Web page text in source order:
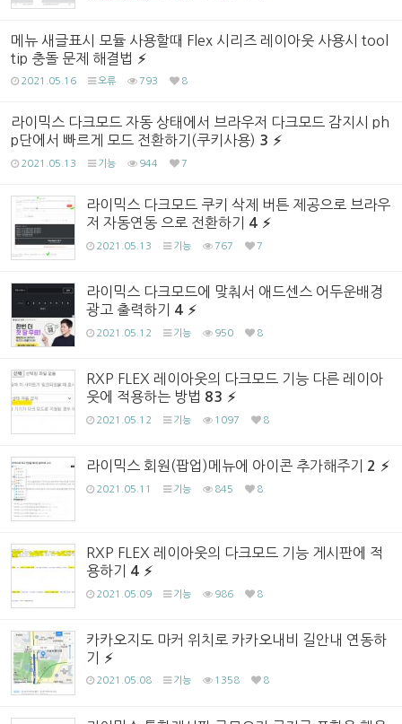
메뉴 새글표시 모듈 사용할때 Flex 시리즈 레이아웃 사용시 tool
tip 충돌 문제 해결법
2021.05.16 오류 793 8
라이믹스 다크모드 자동 상태에서 브라우저 다크모드 감지시 ph
p단에서 빠르게 모드 전환하기(쿠키사용) 3
2021.05.13 기능 944 7
라이믹스 다크모드 쿠키 삭제 버튼 제공으로 브라우
저 자동연동 으로 전환하기
4
2021.05.13 기능 767 7
라이믹스 다크모드에 맞춰서 애드센스 어두운배경
광고 출력하기
4
2021.05.12 기능 950 8
RXP FLEX 레이아웃의 다크모드 기능 다른 레이아
웃에 적용하는 방법 83
2021.05.12 기능 1097 8
라이믹스 회원(팝업)메뉴에 아이콘 추가해주기 2
2021.05.11 기능 845 8
RXP FLEX 레이아웃의 다크모드 기능 게시판에 적
용하기
4
2021.05.09 기능 986 8
카카오지도 마커 위치로 카카오내비 길안내 연동하
기
2021.05.08 기능 1358 8